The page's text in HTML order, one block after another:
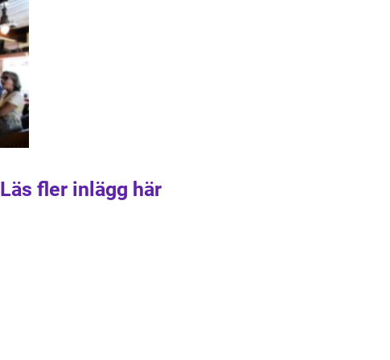
Läs fler inlägg här